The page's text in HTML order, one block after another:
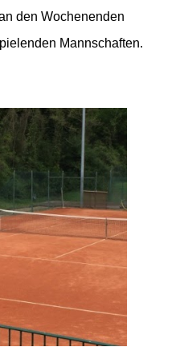
den Wochenenden
Mannschaften.